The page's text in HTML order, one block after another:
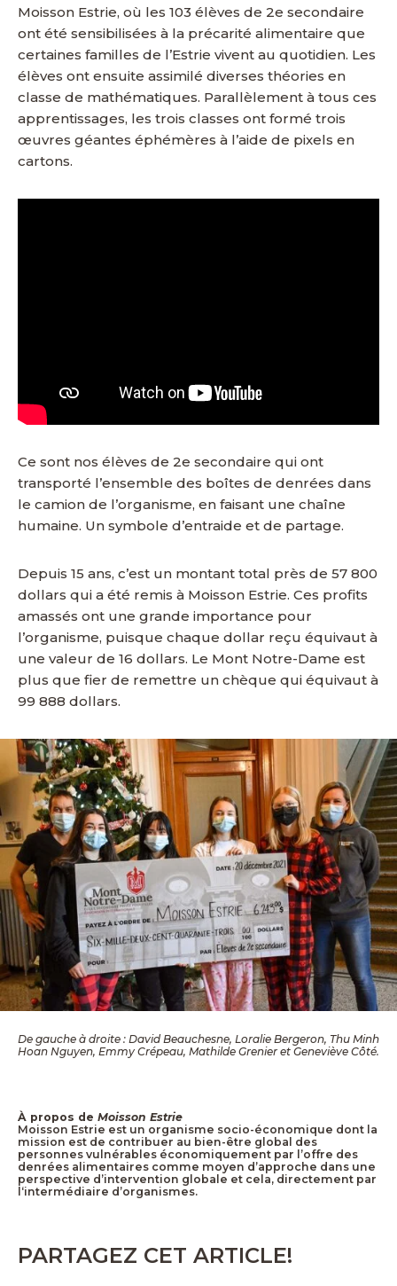
Moisson Estrie, où les 103 élèves de 2e secondaire
ont été sensibilisées à la précarité alimentaire que
certaines familles de l’Estrie vivent au quotidien. Les
élèves ont ensuite assimilé diverses théories en
classe de mathématiques. Parallèlement à tous ces
apprentissages, les trois classes ont formé trois
œuvres géantes éphémères à l’aide de pixels en
cartons.
Ce sont nos élèves de 2e secondaire qui ont
transporté l’ensemble des boîtes de denrées dans
le camion de l’organisme, en faisant une chaîne
humaine. Un symbole d’entraide et de partage.
Depuis 15 ans, c’est un montant total près de 57 800
dollars qui a été remis à Moisson Estrie. Ces profits
amassés ont une grande importance pour
l’organisme, puisque chaque dollar reçu équivaut à
une valeur de 16 dollars. Le Mont Notre-Dame est
plus que fier de remettre un chèque qui équivaut à
99 888 dollars.
De gauche à droite : David Beauchesne, Loralie Bergeron, Thu Minh
Hoan Nguyen, Emmy Crépeau, Mathilde Grenier et Geneviève Côté.
À propos de Moisson Estrie
Moisson Estrie est un organisme socio-économique dont la
mission est de contribuer au bien-être global des
personnes vulnérables économiquement par l’offre des
denrées alimentaires comme moyen d’approche dans une
perspective d’intervention globale et cela, directement par
l‘intermédiaire d’organismes.
PARTAGEZ CET ARTICLE!